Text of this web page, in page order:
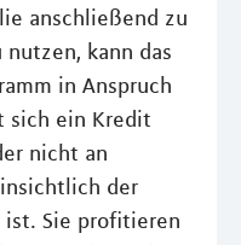
anschließend zu
kann das
in Anspruch
sich ein Kredit
nicht an
der
Sie profitieren